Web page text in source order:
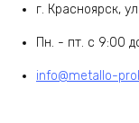
г. Красноярск,
Пн. - пт. с 9:00
info@metallo-